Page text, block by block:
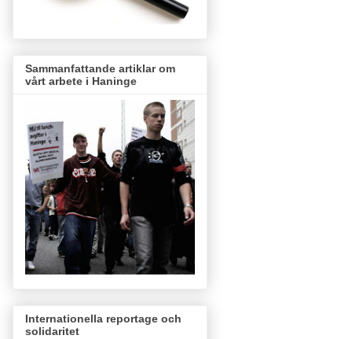
Sammanfattande artiklar om
vårt arbete i Haninge
Internationella reportage och
solidaritet